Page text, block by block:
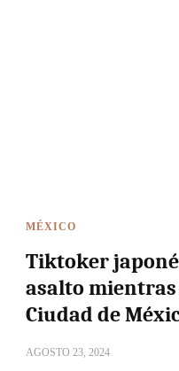
MÉXICO
Tiktoker
asalto
Ciudad de
AGOSTO 23, 2024